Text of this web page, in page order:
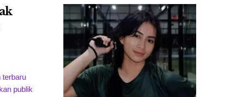
terbaru
publik